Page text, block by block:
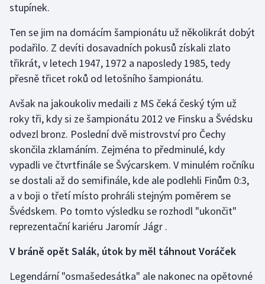
Moderní pětiboj
Motorsport
Olympijské hry
Parasport
Plavání
Plážový volejbal
Ragby
Rychlobruslení
Rychlostní kanoistika
stupínek.
Ten se jim na domácím šampionátu už několikrát dobýt
podařilo. Z devíti dosavadních pokusů získali zlato
třikrát, v letech 1947, 1972 a naposledy 1985, tedy
přesně třicet roků od letošního šampionátu.
Avšak na jakoukoliv medaili z MS čeká český tým už
roky tři, kdy si ze šampionátu 2012 ve Finsku a Švédsku
odvezl bronz. Poslední dvě mistrovství pro Čechy
skončila zklamáním. Zejména to předminulé, kdy
vypadli ve čtvrtfinále se Švýcarskem. V minulém ročníku
se dostali až do semifinále, kde ale podlehli Finům 0:3,
a v boji o třetí místo prohráli stejným poměrem se
Švédskem. Po tomto výsledku se rozhodl "ukončit"
reprezentační kariéru Jaromír Jágr .
V bráně opět Salák, útok by měl táhnout Voráček
Legendární "osmašedesátka" ale nakonec na opětovné